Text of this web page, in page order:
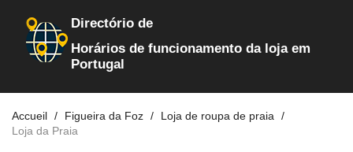
Directório de
Horários de funcionamento da loja em
Portugal
Accueil Figueira da Foz
Loja de roupa de praia
Loja da Praia